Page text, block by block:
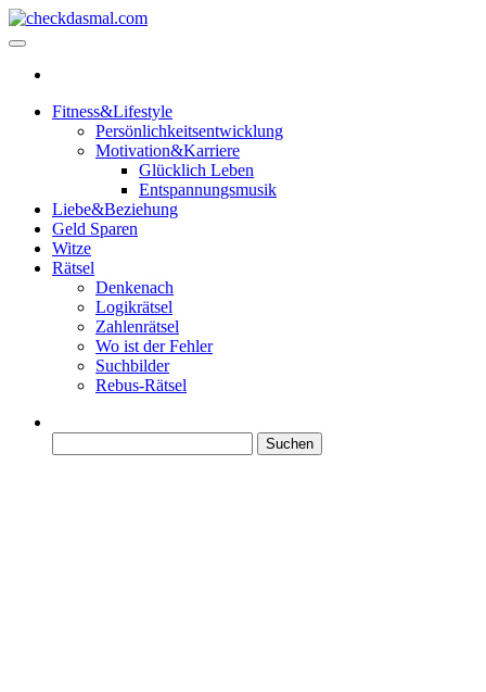
Zum
Inhalt
Fitness&Lifestyle
Persönlichkeitsentwicklung
Motivation&Karriere
Glücklich Leben
Entspannungsmusik
Liebe&Beziehung
Geld Sparen
Witze
Rätsel
Denkenach
Logikrätsel
Zahlenrätsel
Wo ist der Fehler
Suchbilder
Rebus-Rätsel
nach: